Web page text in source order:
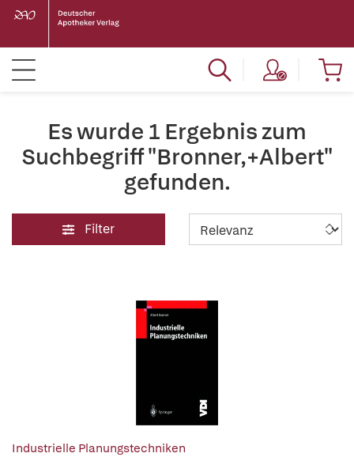
Es wurde 1 Ergebnis zum
Suchbegriff "Bronner,+Albert"
gefunden.
Filter
Industrielle Planungstechniken